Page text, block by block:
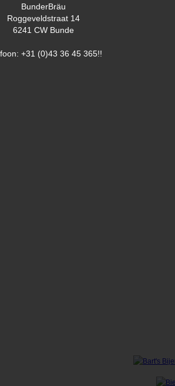
BunderBräu
Roggeveldstraat 14
6241 CW Bunde
+31 (0)43 36 45 365!!